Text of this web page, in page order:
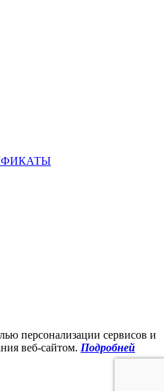
персонализации сервисов и
веб-сайтом. Подробней